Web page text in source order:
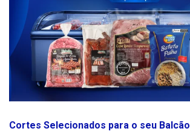
Cortes Selecionados para o seu Balcão